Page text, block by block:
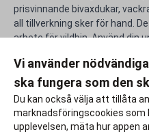
prisvinnande bivaxdukar,
all tillverkning sker för hand.
arbete för vildbin. Använd din
Rapportera ett
Vi använder
ska fungera som den
Du kan också välja att tillåta
marknadsföringscookies
upplevelsen, mäta hur appen